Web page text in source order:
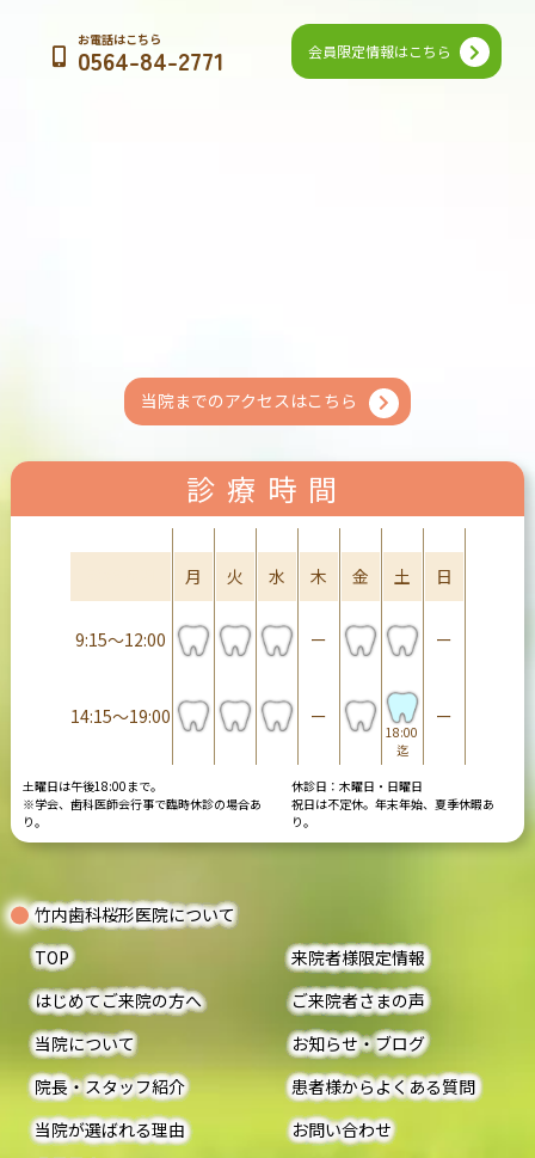
お電話はこちら
0564-84-2771 会員限定情報はこちら
当院までのアクセスはこちら
診療時間
月 火 水 木 金 土 日
9:15〜12:00 ー ー
14:15〜19:00 ー
18:00
迄
ー
土曜日は午後18:00まで。
※学会、歯科医師会行事で臨時休診の場合あ
り。
休診日：木曜日・日曜日
祝日は不定休。年末年始、夏季休暇あ
り。
竹内歯科桜形医院について
TOP
来院者様限定情報
はじめてご来院の方へ
ご来院者さまの声
当院について
お知らせ・ブログ
院長・スタッフ紹介
患者様からよくある質問
当院が選ばれる理由
お問い合わせ